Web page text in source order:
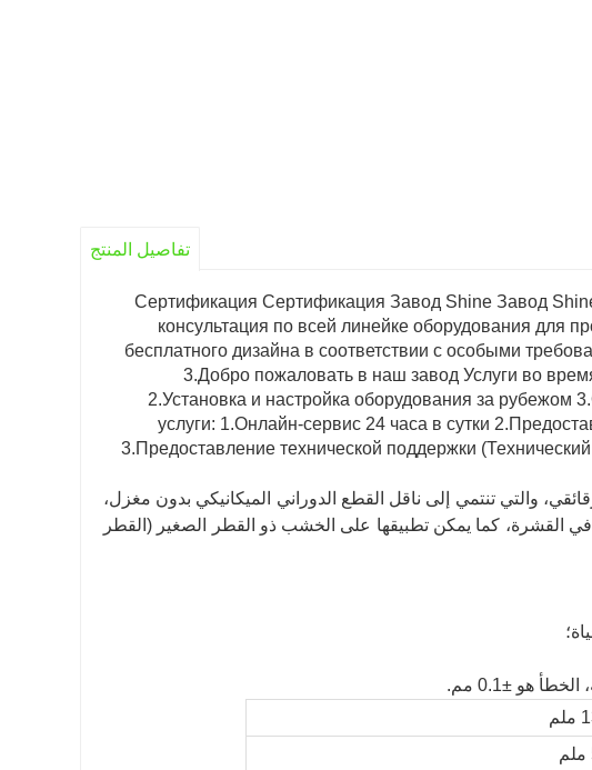
تفاصيل المنتج
والتي تنتمي إلى ناقل القطع الدوراني الميكانيكي بدون مغزل،
القشرة، كما يمكن تطبيقها على الخشب ذو القطر الصغير (القطر